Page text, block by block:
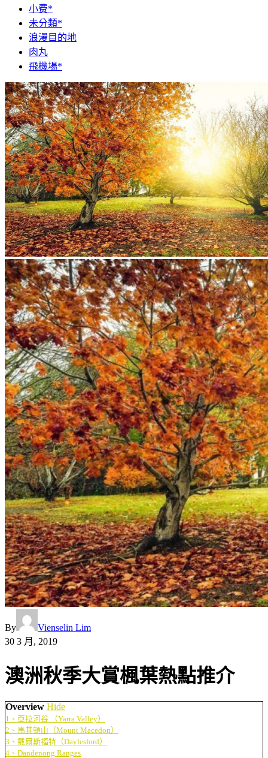
小费*
未分類*
浪漫目的地
肉丸
飛機場*
By
Vienselin Lim
30 3 月, 2019
澳洲秋季大賞楓葉熱點推介
Overview Hide
1、亞拉河谷 （Yarra Valley）
2、馬其頓山（Mount Macedon）
3、戴爾斯福特（Daylesford）
4、Dandenong Ranges